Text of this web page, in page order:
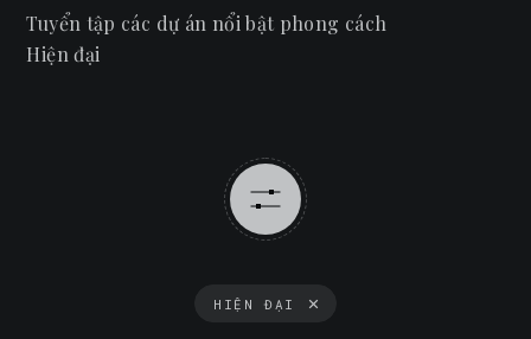
Tuyển tập các dự án nổi bật phong cách
Hiện đại
HIỆN ĐẠI